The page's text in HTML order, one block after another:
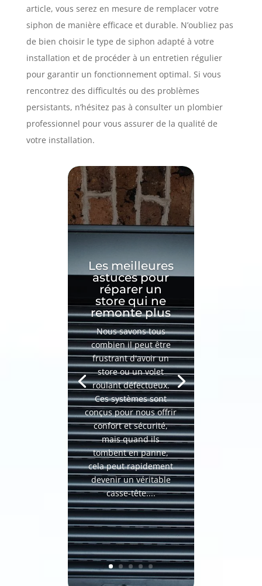
article, vous serez en mesure de remplacer votre
siphon de manière efficace et durable. N’oubliez pas
de bien choisir le type de siphon adapté à votre
installation et de procéder à un entretien régulier
pour garantir un fonctionnement optimal. Si vous
rencontrez des difficultés ou des problèmes
persistants, n’hésitez pas à consulter un plombier
professionnel pour vous assurer de la qualité de
votre installation.
Les meilleures
astuces pour
réparer un
store qui ne
remonte plus
Nous savons tous
combien il peut être
frustrant d'avoir un
store ou un volet
roulant défectueux.
Ces systèmes sont
conçus pour nous offrir
confort et sécurité,
mais quand ils
tombent en panne,
cela peut rapidement
devenir un véritable
casse-tête....